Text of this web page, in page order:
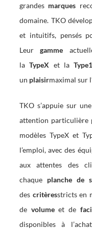
grandes marques
domaine. TKO
et intuitifs, pensés
Leurgamme
laTypeX et la
un plaisirmaximal sur
TKO s’appuie sur
attention particulière
modèles TypeX et
l’emploi, avec des
aux attentes des
chaque planche de
des critèresstricts en
de volumeet de
disponibles à